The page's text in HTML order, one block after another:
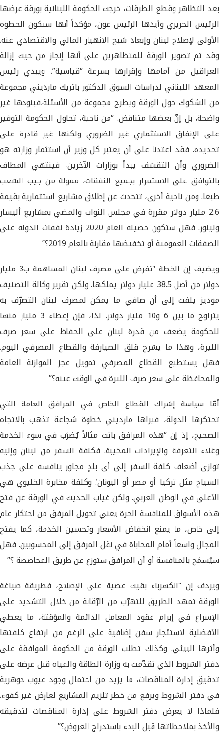
بعد التظاهر وقطع الطرقات، خرجت الحكومة اللبنانية بورقة عرضها
الرئيس الحريري وأيدها الرئيس عون، مؤكداً أنها ستكون الخطوة
الأولى لإصلاح لبنان وإبعاد شبح الانهيار المالي والاقتصادي عنه.
وقد تم تصوير الورقة للمتظاهرين على أنها إنجاز من حيث إزالة
العراقيل من أمامها وإقرارها بسرعة “قياسية”. ويبدي رئيس
المعهد اللبناني لدراسات السوق الدكتور باتريك مارديني مجموعة
من الشكوك حول الورقة ويطرح مجموعة من الأسئلة،فبنودها غير
واضحة، بل إنّ بعضها متناقض. “من ناحية، تحاول الحكومة التوفير
على الإنفاق الاستثماري غير الضروري ولكنها غير قادرة على
تحديده. فقد اعتدنا على أن يعتبر كل وزير أن استثمار وزارته هو
الضروري وأن التقشف يبدأ بوزارات الآخرين، فينتهي المطاف
بالتوافق على الاستمرار بجميع النفقات، ممولة من جيب الشعب
طبعا. ومن ناحية أخرى، تتحدث عن إطلاق مشاريع استثمارية بقيمة
2.6 مليار دولار مقررة في مجلس النواب والمضي بمشاريع أليسار
ولينور. فهل ستكون حصيلة العام 2020 زيادة نفقات الدولة على
الصفقات العمومية أو تخفيضها مقارنة بالعام 2019؟”
ويضيف إن الخطة “تفرض على مصرف لبنان المساهمة ب3 مليار
دولار من أصل 38.5 مليار دولار يملكها. ولكن تقرير وكالة التصنيف
موديز يلفت إلى أن صافي ما يمكن لمصرف لبنان التصرّف به
يتراوح ما بين 6 و10 مليار دولار. لذا، فإن إعطاء 3 مليار منها
للحكومة يضعف من قدرة لبنان على الحفاظ على سعر صرف
الليرة، وهذا ما يشرح قلق الصيارفة والقطاع المصرفي اليوم.
فهل يستطيع القطاع المصرفي تمويل عجز الموازنة العامة
والمحافظة على سعر صرف الليرة في الوقت عينه؟”
أمّا سياسة إشراك القطاع الخاص في المرافق العامة التي
تحتكرها الدولة، فيراها مارديني خطوة شجاعة تذهب بالاتجاه
الصحيح، إذ إن “هذه المرافق باتت مثالاً يُضرَب في سوء الخدمة
وغلاء التعرفة والإيرادات المخيبة. فكلفة السفر من لبنان وإليه
توازي أضعاف كلفة السفر إلى أي بلدٍ مجاور ينافسه على جذب
السياح مثل تركيا أو مصر أو اليونان؛ وكلفة مخابرة الخليوي هي
الأعلى في الوطن العربي. ولكن غياب الحديث في الورقة عن فتح
هذه الأسواق للمنافسة الحرة يعني تحويل المرفق من احتكار عام
إلى خاص، ما يمنع انخفاض الأسعار وتحسين الخدمة، كما يفتح
المجال واسعاً أمام المحاباة في نقل المرفق إلى المحسوبين. فهل
سيُسمَح بالمنافسة أو أن المرافق ستوزع عن طريق المحاصصة ؟”
ويردف إن “الكهرباء بقيت عصية على الإصلاح، فطريقة صياغة
الورقة تمهد الطريق للتهرّب من الرّقابة من خلال التشديد على
الإسراع في إبرام عقود المعامل الدائمة والمؤقتة، ما يعطي
الأفضلية لاستئجار سفن إضافية على الرغم من ارتفاع كلفتها
وأثرها البيئي. وكذلك تطلب الورقة من الحكومة الموافقة على
دفتر الشروط الذي تقدّمت به وزارة الطاقة والمياه قبل عرضه على
تدقيق إدارة المناقصات، ما يزيد من احتمال وجود عيوب جوهرية
في دفتر الشروط ويرفع من خطر تلزيم المشاريع لعارض غير كفوء.
فلماذا لا يعرض دفتر الشروط على إدارة المناقصات لتدقيقه
والأخذ بملاحظاتها قبل البدء باستدراج العروض؟”